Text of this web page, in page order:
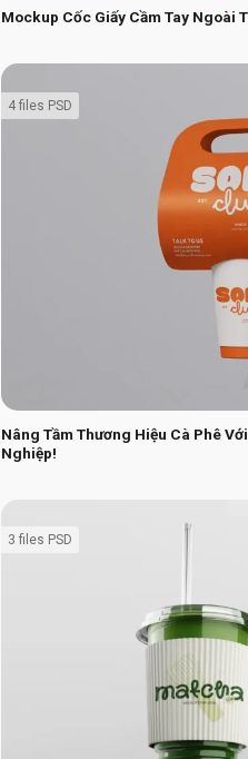
Mockup Cốc Giấy Cầm Tay Ngoài
Nâng Tầm Thương Hiệu Cà Phê
Nghiệp!
4 files PSD
3 files PSD